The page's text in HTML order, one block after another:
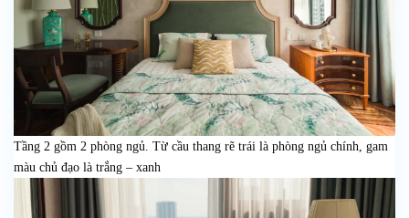
Tầng 2 gồm 2 phòng ngủ. Từ cầu thang rẽ trái là phòng ngủ chính, gam
màu chủ đạo là trắng – xanh